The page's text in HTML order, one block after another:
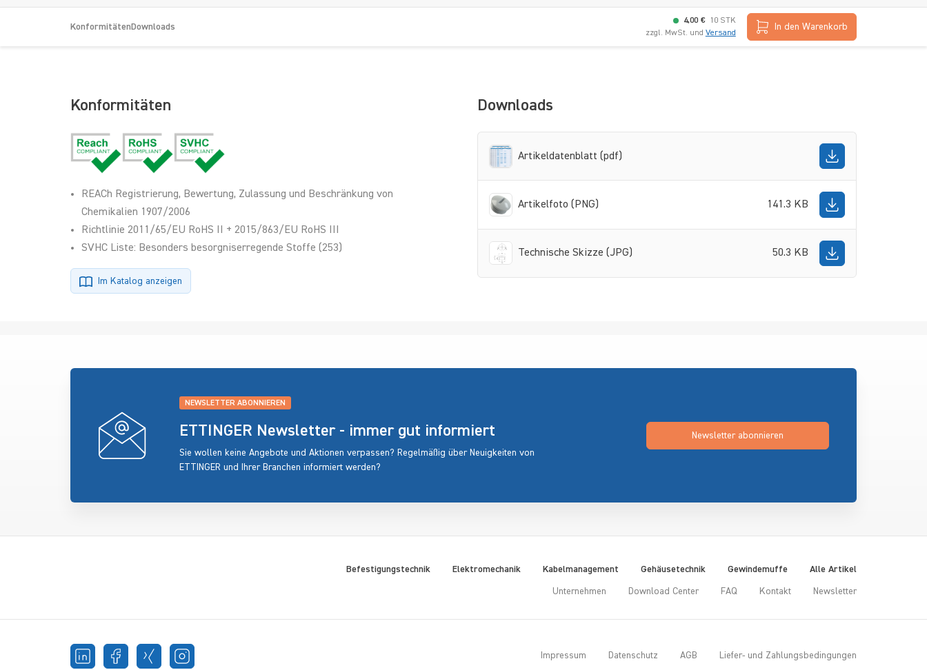
Konformitäten Downloads
4,00 €
10 STK
zzgl. MwSt. und Versand
In den Warenkorb
Konformitäten
REACh Registrierung, Bewertung, Zulassung und Beschränkung von
Chemikalien 1907/2006
Richtlinie 2011/65/EU RoHS II + 2015/863/EU RoHS III
SVHC Liste: Besonders besorgniserregende Stoffe (253)
Im Katalog anzeigen
Downloads
Artikeldatenblatt (pdf)
Artikelfoto (PNG) 141.3 KB
Technische Skizze (JPG) 50.3 KB
NEWSLETTER ABONNIEREN
ETTINGER Newsletter - immer gut informiert
Sie wollen keine Angebote und Aktionen verpassen? Regelmäßig über Neuigkeiten von
ETTINGER und Ihrer Branchen informiert werden?
Newsletter abonnieren
Befestigungstechnik Elektromechanik Kabelmanagement Gehäusetechnik Gewindemuffe Alle Artikel
Unternehmen Download Center FAQ Kontakt Newsletter
Impressum Datenschutz AGB Liefer- und Zahlungsbedingungen